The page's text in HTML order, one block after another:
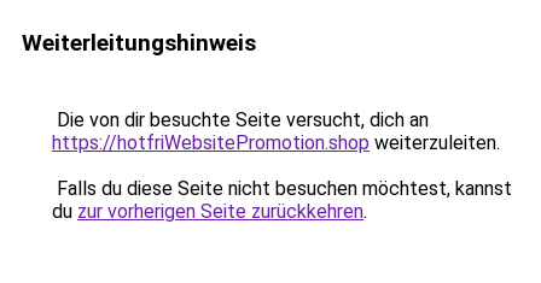
Weiterleitungshinweis
Die von dir besuchte Seite versucht, dich an
https://hotfriWebsitePromotion.shop weiterzuleiten.
Falls du diese Seite nicht besuchen möchtest, kannst
du zur vorherigen Seite zurückkehren.